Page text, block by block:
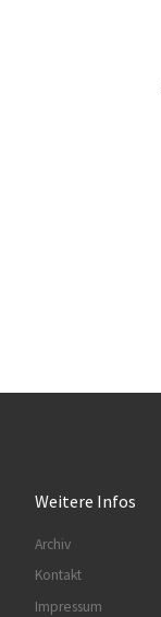
Weitere Infos
Archiv
Kontakt
Impressum